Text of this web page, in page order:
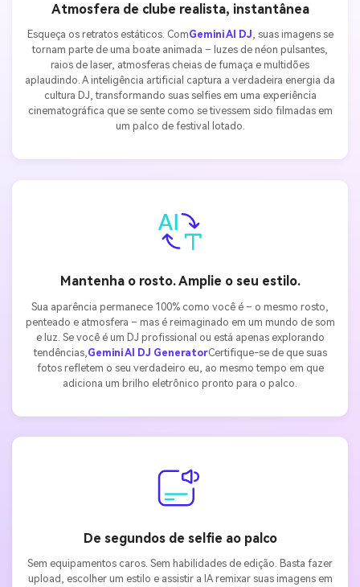
Atmosfera de clube realista, instantânea
Esqueça os retratos estáticos. ComGemini AI DJ, suas imagens se
tornam parte de uma boate animada – luzes de néon pulsantes,
raios de laser, atmosferas cheias de fumaça e multidões
aplaudindo. A inteligência artificial captura a verdadeira energia da
cultura DJ, transformando suas selfies em uma experiência
cinematográfica que se sente como se tivessem sido filmadas em
um palco de festival lotado.
Mantenha o rosto. Amplie o seu estilo.
Sua aparência permanece 100% como você é – o mesmo rosto,
penteado e atmosfera – mas é reimaginado em um mundo de som
e luz. Se você é um DJ profissional ou está apenas explorando
tendências, Gemini AI DJ GeneratorCertifique-se de que suas
fotos refletem o seu verdadeiro eu, ao mesmo tempo em que
adiciona um brilho eletrônico pronto para o palco.
De segundos de selfie ao palco
Sem equipamentos caros. Sem habilidades de edição. Basta fazer
upload, escolher um estilo e assistir a IA remixar suas imagens em